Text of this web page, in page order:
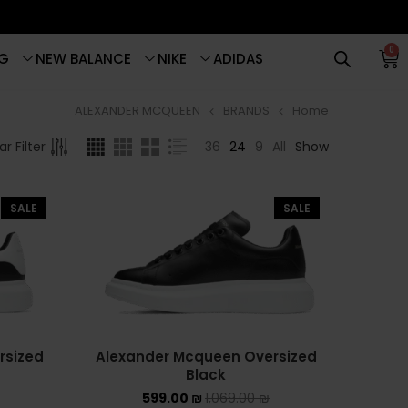
0
ADIDAS
NIKE
NEW BALANCE
ADIDAS BERMUDA
ADIDAS CAMPUS
ADIDAS SAMBA
סנן
מחיר:
Home
BRANDS
ALEXANDER MCQUEEN
Show
All
9
24
36
Filter
SALE
Alexander Mcqueen Oversized
Black
1,069.00₪
599.00 ₪
SALE